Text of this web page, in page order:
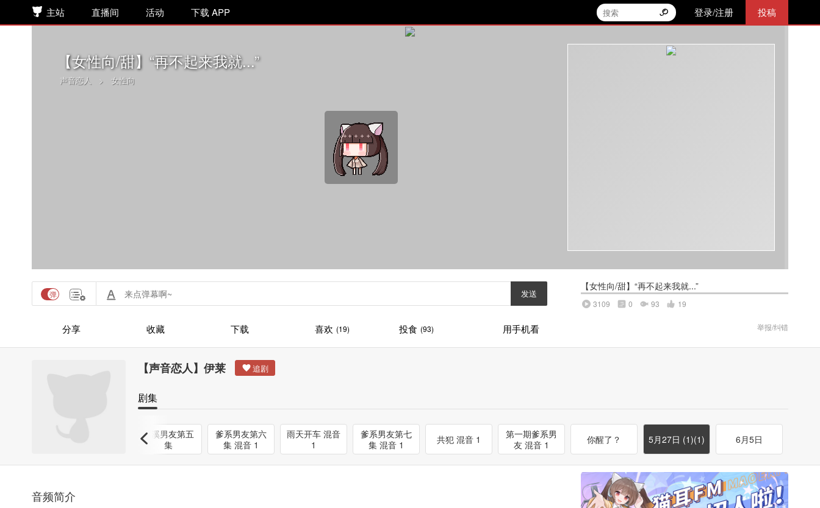
主站 直播间 活动 下载 APP 登录/注册 投稿
【女性向/甜】“再不起来我就...”
声音恋人 > 女性向
发送
分享 收藏 下载 喜欢 (19) 投食 (93) 用手机看
【女性向/甜】“再不起来我就...”
3109 0 93 19
举报/纠错
【声音恋人】伊莱
剧集
叠溪男友第五
集
爹系男友第六
集 混音 1
雨天开车 混音
1
爹系男友第七
集 混音 1
共犯 混音 1
第一期爹系男
友 混音 1
你醒了？ 5月27日 (1)(1) 6月5日
音频简介